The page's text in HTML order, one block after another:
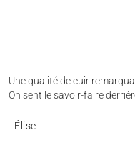
Une qualité de cuir
On sent le savoir-faire
- Élise